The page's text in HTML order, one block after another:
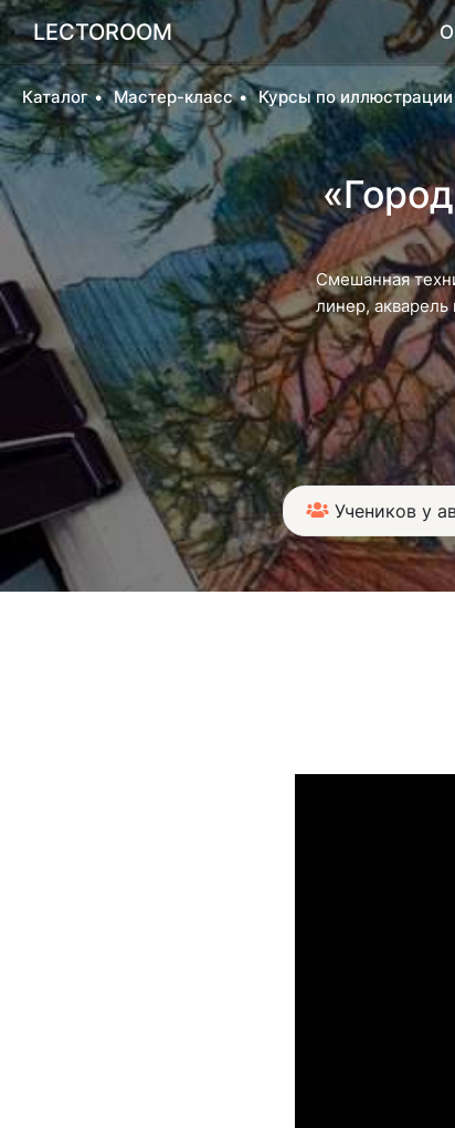
LECTOROOM
Каталог Мастер-класс Курсы по иллюстрации
Смешанная
линер,
Учеников у